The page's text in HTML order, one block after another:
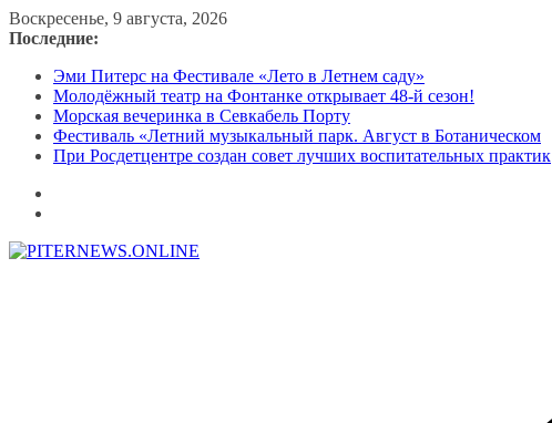
Перейти
к
Воскресенье, 9 августа, 2026
Последние:
Эми Питерс на Фестивале «Лето в Летнем саду»
Молодёжный театр на Фонтанке открывает 48-й сезон!
Морская вечеринка в Севкабель Порту
Фестиваль «Летний музыкальный парк. Август в Ботаническом
При Росдетцентре создан совет лучших воспитательных практик